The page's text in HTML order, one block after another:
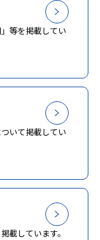
等を掲載してい
いて掲載してい
載しています。